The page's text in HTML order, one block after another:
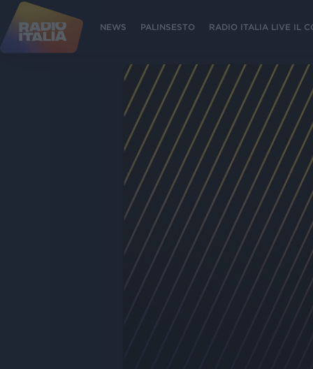
NEWS PALINSESTO RADIO ITALIA LIVE IL